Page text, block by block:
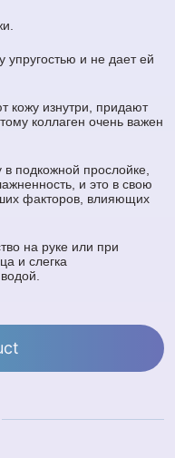
упругостью и не дает ей
кожу изнутри, придают
коллаген очень важен
подкожной прослойке,
и это в свою
факторов, влияющих
на руке или при
и слегка